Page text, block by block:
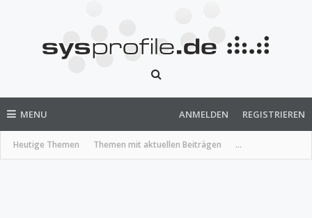
MENU
Heutige Themen Themen mit aktuellen Beiträgen ...
ANMELDEN REGISTRIEREN